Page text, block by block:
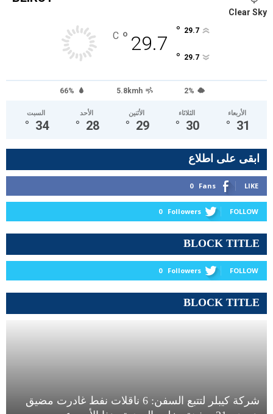
Clear Sky
29.7
°
C 29.7
°
29.7
°
66% 5.8kmh 2%
السبت
34
°
الأحد
28
°
الأثنين
29
°
الثلاثاء
30
°
الأربعاء
31
°
ابقى على اطلاع
0 Fans LIKE
0 Followers FOLLOW
BLOCK TITLE
0 Followers FOLLOW
BLOCK TITLE
شركة كيبلر لتتبع السفن: 6 ناقلات نفط غادرت مضيق